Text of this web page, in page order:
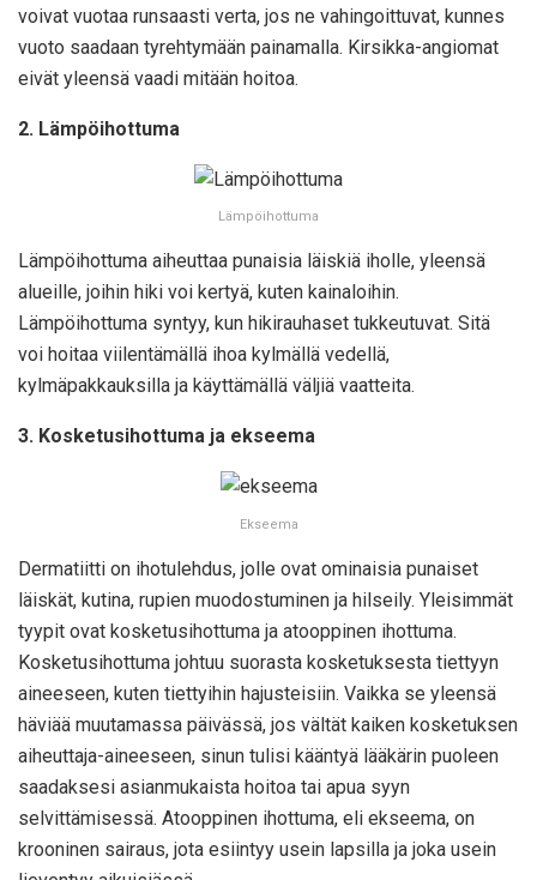
voivat vuotaa runsaasti verta, jos ne vahingoittuvat, kunnes
vuoto saadaan tyrehtymään painamalla. Kirsikka-angiomat
eivät yleensä vaadi mitään hoitoa.
2. Lämpöihottuma
Lämpöihottuma
Lämpöihottuma aiheuttaa punaisia läiskiä iholle, yleensä
alueille, joihin hiki voi kertyä, kuten kainaloihin.
Lämpöihottuma syntyy, kun hikirauhaset tukkeutuvat. Sitä
voi hoitaa viilentämällä ihoa kylmällä vedellä,
kylmäpakkauksilla ja käyttämällä väljiä vaatteita.
3. Kosketusihottuma ja ekseema
Ekseema
Dermatiitti on ihotulehdus, jolle ovat ominaisia punaiset
läiskät, kutina, rupien muodostuminen ja hilseily. Yleisimmät
tyypit ovat kosketusihottuma ja atooppinen ihottuma.
Kosketusihottuma johtuu suorasta kosketuksesta tiettyyn
aineeseen, kuten tiettyihin hajusteisiin. Vaikka se yleensä
häviää muutamassa päivässä, jos vältät kaiken kosketuksen
aiheuttaja-aineeseen, sinun tulisi kääntyä lääkärin puoleen
saadaksesi asianmukaista hoitoa tai apua syyn
selvittämisessä. Atooppinen ihottuma, eli ekseema, on
krooninen sairaus, jota esiintyy usein lapsilla ja joka usein